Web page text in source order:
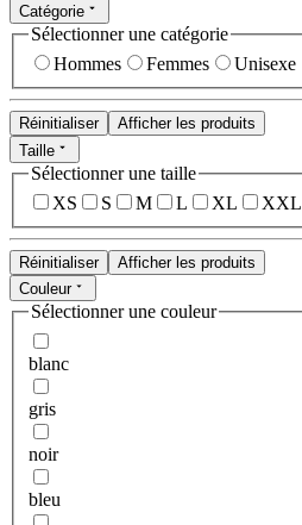
Catégorie
Sélectionner une catégorie
Hommes
Femmes Unisexe
Réinitialiser
Afficher les produits
Taille
Sélectionner une taille
XS
S M L XL XXL
Réinitialiser
Afficher les produits
Couleur
Sélectionner une couleur
blanc
gris
noir
bleu